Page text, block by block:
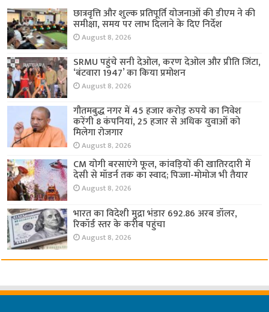
छात्रवृत्ति और शुल्क प्रतिपूर्ति योजनाओं की डीएम ने की
समीक्षा, समय पर लाभ दिलाने के दिए निर्देश
August 8, 2026
SRMU पहुंचे सनी देओल, करण देओल और प्रीति जिंटा,
‘बंटवारा 1947’ का किया प्रमोशन
August 8, 2026
गौतमबुद्ध नगर में 45 हजार करोड़ रुपये का निवेश
करेंगी 8 कंपनियां, 25 हजार से अधिक युवाओं को
मिलेगा रोजगार
August 8, 2026
CM योगी बरसाएंगे फूल, कांवड़ियों की खातिरदारी में
देसी से मॉडर्न तक का स्वाद; पिज्जा-मोमोज भी तैयार
August 8, 2026
भारत का विदेशी मुद्रा भंडार 692.86 अरब डॉलर,
रिकॉर्ड स्तर के करीब पहुंचा
August 8, 2026